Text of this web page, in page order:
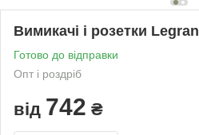
Вимикачі і розетки
Готово до відправки
Опт і роздріб
від 742 ₴